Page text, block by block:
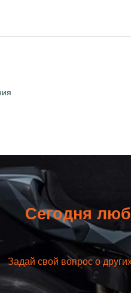
Сегодня
Задай свой вопрос о